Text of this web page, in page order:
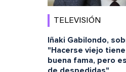
TELEVISIÓN
Iñaki Gabilondo,
"Hacerse viejo
buena fama, pero